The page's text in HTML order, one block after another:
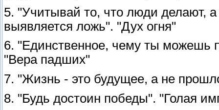
5. "Учитывай то, что люди делают, а
выявляется ложь". "Дух огня"
6. "Единственное, чему ты можешь
"Вера падших"
7. "Жизнь - это будущее, а не
8. "Будь достоин победы". "Голая